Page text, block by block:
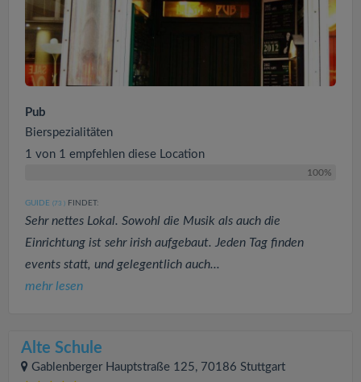
Pub
Bierspezialitäten
1 von 1 empfehlen diese Location
100%
GUIDE (73 ) FINDET:
Sehr nettes Lokal. Sowohl die Musik als auch die
Einrichtung ist sehr irish aufgebaut. Jeden Tag finden
events statt, und gelegentlich auch...
mehr lesen
Alte Schule
Gablenberger Hauptstraße 125, 70186 Stuttgart